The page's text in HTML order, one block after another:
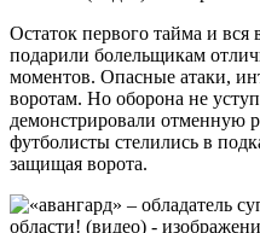
Остаток первого тайма и вся
подарили болельщикам
моментов. Опасные атаки,
воротам. Но оборона не
демонстрировали отменную
футболисты стелились в
защищая ворота.